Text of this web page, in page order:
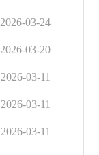
2026-03-24
2026-03-20
2026-03-11
2026-03-11
2026-03-11